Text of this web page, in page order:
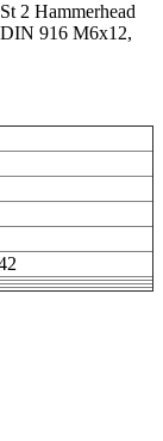
2 Hammerhead
916 M6x12,